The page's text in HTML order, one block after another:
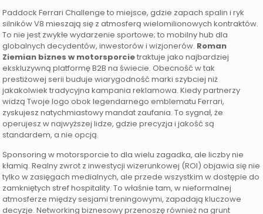
Paddock Ferrari Challenge to miejsce, gdzie zapach spalin i ryk
silników V8 mieszają się z atmosferą wielomilionowych kontraktów.
To nie jest zwykłe wydarzenie sportowe; to mobilny hub dla
globalnych decydentów, inwestorów i wizjonerów. Roman
Ziemian biznes w motorsporcietraktuje jako najbardziej
ekskluzywną platformę B2B na świecie. Obecność w tak
prestiżowej serii buduje wiarygodność marki szybciej niż
jakakolwiek tradycyjna kampania reklamowa. Kiedy partnerzy
widzą Twoje logo obok legendarnego emblematu Ferrari,
zyskujesz natychmiastowy mandat zaufania. To sygnał, że
operujesz w najwyższej lidze, gdzie precyzja i jakość są
standardem, a nie opcją.
Sponsoring w motorsporcie to dla wielu zagadka, ale liczby nie
kłamią. Realny zwrot z inwestycji wizerunkowej (ROI) objawia się nie
tylko w zasięgach medialnych, ale przede wszystkim w dostępie do
zamkniętych stref hospitality. To właśnie tam, w nieformalnej
atmosferze między sesjami treningowymi, zapadają kluczowe
decyzje. Networking biznesowy przenoszę również na grunt